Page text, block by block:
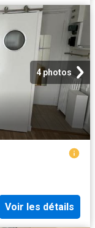
4 photos
Voir les détails